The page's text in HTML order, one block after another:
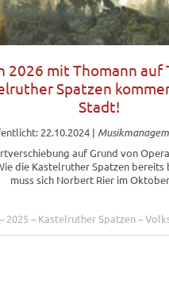
2026 mit Thomann auf
Spatzen
Stadt!
22.10.2024|
auf Grund von
die Kastelruther Spatzen bereits
muss sich Norbert Rier im
2025 Kastelruther Spatzen